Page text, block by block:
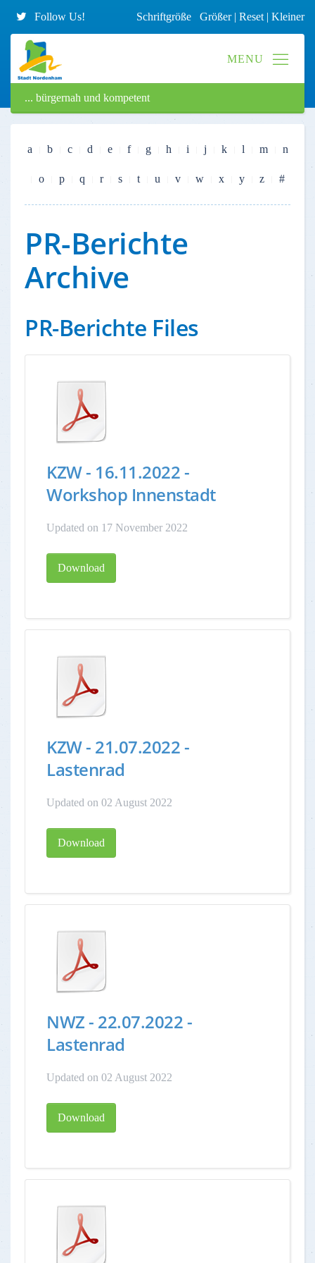
Follow Us! Schriftgröße Größer| Reset | Kleiner
... bürgernah und kompetent
a b c d e f g h i j k l m n
o p q r s t u v w x y z #
PR-Berichte
Archive
PR-Berichte Files
KZW - 16.11.2022 -
Workshop Innenstadt
Updated on 17 November 2022
Download
KZW - 21.07.2022 -
Lastenrad
Updated on 02 August 2022
Download
NWZ - 22.07.2022 -
Lastenrad
Updated on 02 August 2022
Download